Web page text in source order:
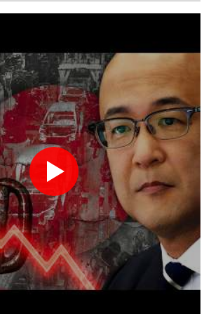
°C
21 °C
Journalistin: Russland wirft Frankreich
vor
über US-Munitionsknappheit - Pakistan will
sorgt für Debatte über
Wechsel zu Trabzonspor perfekt
erwägt Aufhebung von Sonn- und
für Lkw